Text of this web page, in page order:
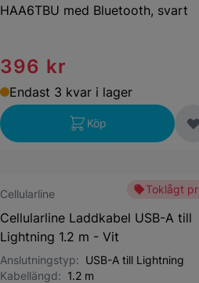
HAA6TBU med Bluetooth, svart
396 kr
Endast 3 kvar i lager
Köp
Toklågt
Cellularline
Cellularline Laddkabel USB-A till
Lightning 1.2 m - Vit
Anslutningstyp: USB-A till Lightning
Kabellängd: 1.2 m